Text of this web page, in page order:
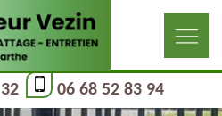
06 68 52 83 94